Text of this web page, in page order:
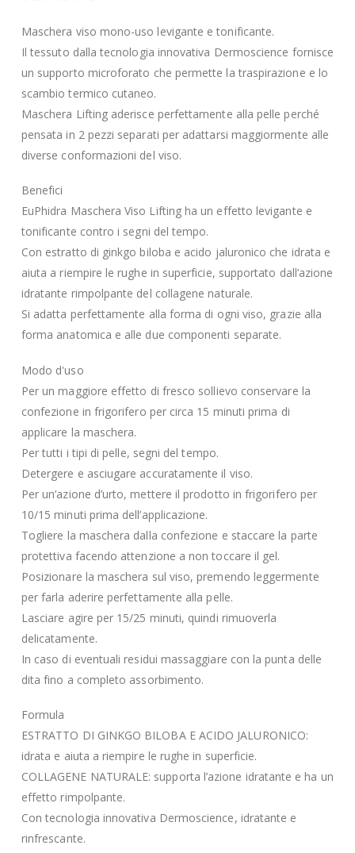
Maschera viso mono-uso levigante e tonificante.
Il tessuto dalla tecnologia innovativa Dermoscience fornisce
un supporto microforato che permette la traspirazione e lo
scambio termico cutaneo.
Maschera Lifting aderisce perfettamente alla pelle perché
pensata in 2 pezzi separati per adattarsi maggiormente alle
diverse conformazioni del viso.
Benefici
EuPhidra Maschera Viso Lifting ha un effetto levigante e
tonificante contro i segni del tempo.
Con estratto di ginkgo biloba e acido jaluronico che idrata e
aiuta a riempire le rughe in superficie, supportato dall’azione
idratante rimpolpante del collagene naturale.
Si adatta perfettamente alla forma di ogni viso, grazie alla
forma anatomica e alle due componenti separate.
Modo d'uso
Per un maggiore effetto di fresco sollievo conservare la
confezione in frigorifero per circa 15 minuti prima di
applicare la maschera.
Per tutti i tipi di pelle, segni del tempo.
Detergere e asciugare accuratamente il viso.
Per un’azione d’urto, mettere il prodotto in frigorifero per
10/15 minuti prima dell’applicazione.
Togliere la maschera dalla confezione e staccare la parte
protettiva facendo attenzione a non toccare il gel.
Posizionare la maschera sul viso, premendo leggermente
per farla aderire perfettamente alla pelle.
Lasciare agire per 15/25 minuti, quindi rimuoverla
delicatamente.
In caso di eventuali residui massaggiare con la punta delle
dita fino a completo assorbimento.
Formula
ESTRATTO DI GINKGO BILOBA E ACIDO JALURONICO:
idrata e aiuta a riempire le rughe in superficie.
COLLAGENE NATURALE: supporta l’azione idratante e ha un
effetto rimpolpante.
Con tecnologia innovativa Dermoscience, idratante e
rinfrescante.